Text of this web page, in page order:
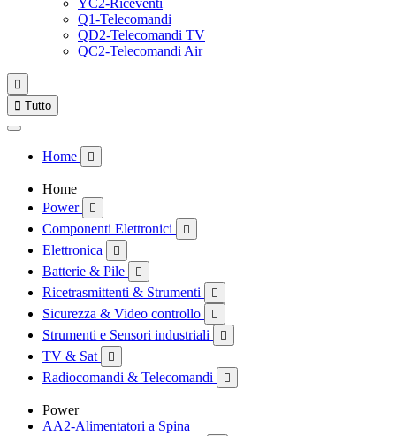
YC2-Riceventi
Q1-Telecomandi
QD2-Telecomandi TV
QC2-Telecomandi Air

 Tutto
Home 
Home
Power

Componenti Elettronici 
Elettronica 
Batterie & Pile 
Ricetrasmittenti & Strumenti 
Sicurezza & Video controllo 
Strumenti e Sensori industriali 
TV & Sat 
Radiocomandi & Telecomandi 
Power
AA2-Alimentatori a Spina